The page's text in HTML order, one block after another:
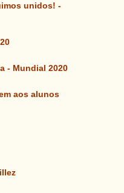
unidos! -
- Mundial 2020
aos alunos